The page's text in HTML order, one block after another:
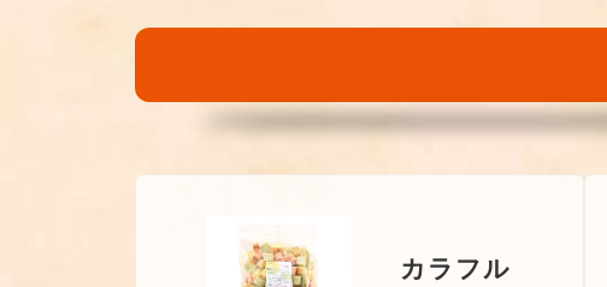
カラフル